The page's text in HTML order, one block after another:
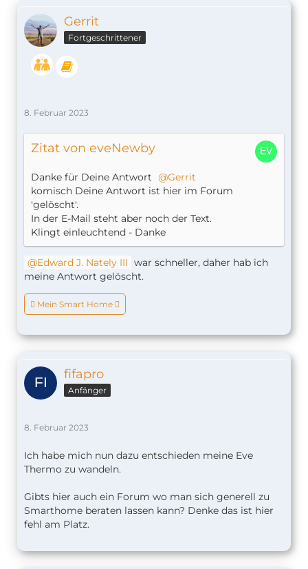
Gerrit
Fortgeschrittener
8. Februar 2023
Zitat von eveNewby
Danke für Deine Antwort
Gerrit
komisch Deine Antwort ist hier im Forum
'gelöscht'.
In der E-Mail steht aber noch der Text.
Klingt einleuchtend - Danke
Edward J. Nately III war schneller, daher hab ich
meine Antwort gelöscht.
 Mein Smart Home 
fifapro
Anfänger
8. Februar 2023
Ich habe mich nun dazu entschieden meine Eve
Thermo zu wandeln.
Gibts hier auch ein Forum wo man sich generell zu
Smarthome beraten lassen kann? Denke das ist hier
fehl am Platz.